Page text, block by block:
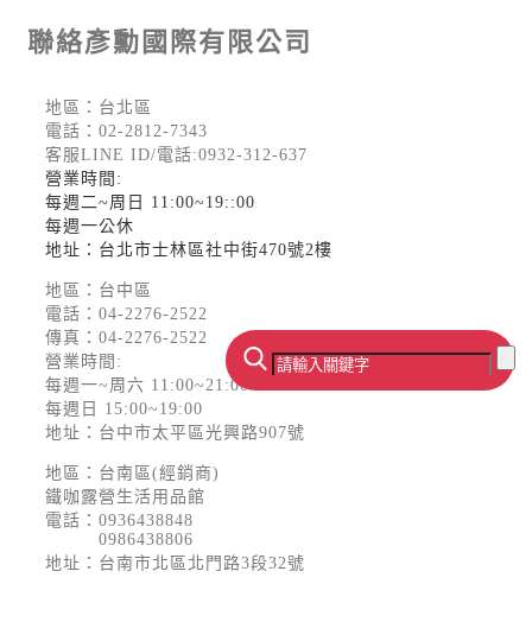
聯絡彥勳國際有限公司
地區：台北區
電話： 02-2812-7343
客服LINE ID/電話:0932-312-637
營業時間:
每週二~周日 11:00~19::00
每週一公休
地址：台北市士林區社中街470號2樓
地區：台中區
電話： 04-2276-2522
傳真：04-2276-2522
營業時間:
每週一~周六 11:00~21:00
每週日 15:00~19:00
地址：台中市太平區光興路907號
地區：台南區(經銷商)
鐵咖露營生活用品館
電話： 0936438848
0986438806
地址：台南市北區北門路3段32號